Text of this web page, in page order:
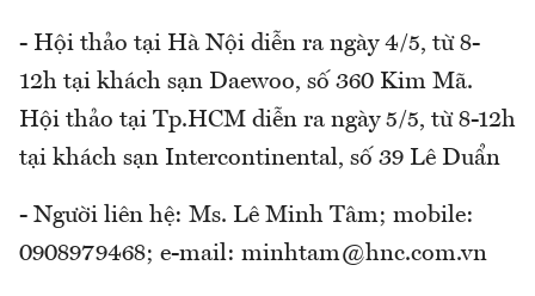
- Hội thảo tại Hà Nội diễn ra ngày 4/5, từ 8-
12h tại khách sạn Daewoo, số 360 Kim Mã.
Hội thảo tại Tp.HCM diễn ra ngày 5/5, từ 8-12h
tại khách sạn Intercontinental, số 39 Lê Duẩn
- Người liên hệ: Ms. Lê Minh Tâm; mobile:
0908979468; e-mail: minhtam@hnc.com.vn